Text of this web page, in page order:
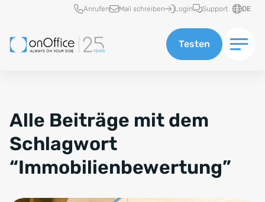
Schnellzugriff
Anrufen Mail schreiben Login Support DE
Testen
Alle Beiträge mit dem
Schlagwort
“Immobilienbewertung”